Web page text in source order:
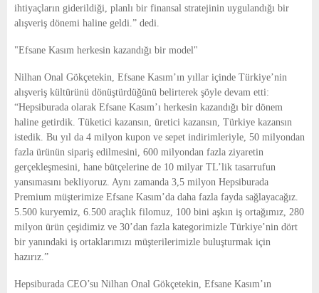
ihtiyaçların giderildiği, planlı bir finansal stratejinin uygulandığı bir
alışveriş dönemi haline geldi.” dedi.
"Efsane Kasım herkesin kazandığı bir model"
Nilhan Onal Gökçetekin, Efsane Kasım’ın yıllar içinde Türkiye’nin
alışveriş kültürünü dönüştürdüğünü belirterek şöyle devam etti:
“Hepsiburada olarak Efsane Kasım’ı herkesin kazandığı bir dönem
haline getirdik. Tüketici kazansın, üretici kazansın, Türkiye kazansın
istedik. Bu yıl da 4 milyon kupon ve sepet indirimleriyle, 50 milyondan
fazla ürünün sipariş edilmesini, 600 milyondan fazla ziyaretin
gerçekleşmesini, hane bütçelerine de 10 milyar TL’lik tasarrufun
yansımasını bekliyoruz. Aynı zamanda 3,5 milyon Hepsiburada
Premium müşterimize Efsane Kasım’da daha fazla fayda sağlayacağız.
5.500 kuryemiz, 6.500 araçlık filomuz, 100 bini aşkın iş ortağımız, 280
milyon ürün çeşidimiz ve 30’dan fazla kategorimizle Türkiye’nin dört
bir yanındaki iş ortaklarımızı müşterilerimizle buluşturmak için
hazırız.”
Hepsiburada CEO’su Nilhan Onal Gökçetekin, Efsane Kasım’ın